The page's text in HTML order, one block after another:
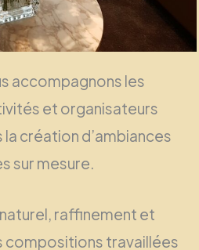
accompagnons les
et organisateurs
la création d’ambiances
sur mesure.
raffinement et
compositions travaillées